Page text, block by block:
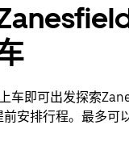
车即可出发探索
前安排行程。最多可